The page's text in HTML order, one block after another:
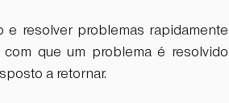
resolver problemas rapidamente
que um problema é resolvido
a retornar.